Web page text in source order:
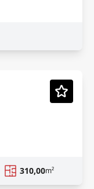
Em Construção
310,00m²